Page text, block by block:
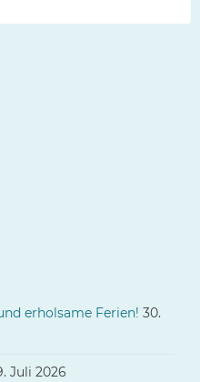
erholsame Ferien! 30.
Juli 2026